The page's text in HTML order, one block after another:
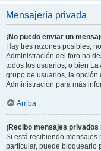
Mensajería privada
¡No puedo enviar un
Hay tres razones posibles;
Administración del foro ha
todos los usuarios, o bien
grupo de usuarios, la
Administración para más
Arriba
¡Recibo mensajes privados
Si está recibiendo mensajes
particular, puede bloquearlo